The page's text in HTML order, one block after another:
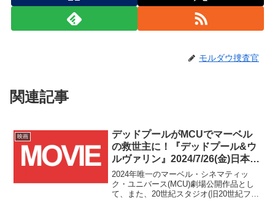
モルダウ捜査官
関連記事
映画
デッドプールがMCUでマーベル
の救世主に！『デッドプール&ウ
ルヴァリン』2024/7/26(金)日本公
開決定&ティザー予告公開！！
2024年唯一のマーベル・シネマティッ
ク・ユニバース(MCU)劇場公開作品とし
て、また、20世紀スタジオ(旧20世紀フォ